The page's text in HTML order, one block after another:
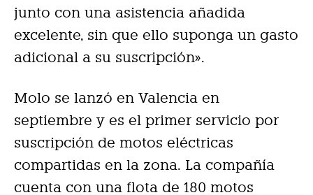
junto con una asistencia añadida
excelente, sin que ello suponga un gasto
adicional a su suscripción».
Molo se lanzó en Valencia en
septiembre y es el primer servicio por
suscripción de motos eléctricas
compartidas en la zona. La compañía
cuenta con una flota de 180 motos